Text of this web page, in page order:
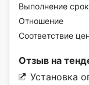
Выполнение
Отношение
Соответствие цен
Отзыв на
Установка